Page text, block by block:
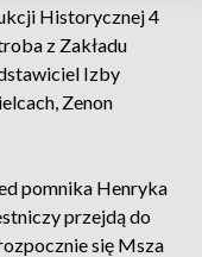
Historycznej 4
z Zakładu
Izby
Zenon
pomnika Henryka
przejdą do
się Msza